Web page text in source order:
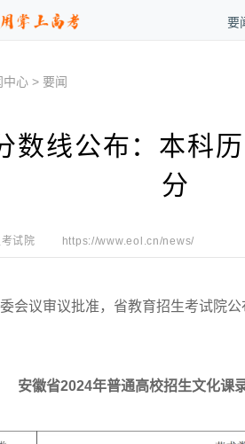
要
中心 > 要闻
数线公布：本科
分
试院 https://www.eol.cn/news/
议审议批准，省教育招生考试院公
安徽省2024年普通高校招生文化课